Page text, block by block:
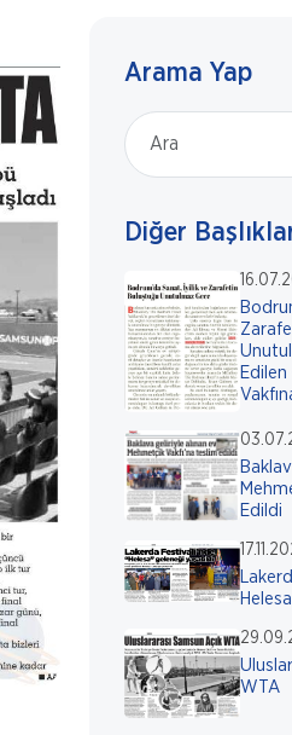
Arama Yap
Diğer
Edildi
WTA